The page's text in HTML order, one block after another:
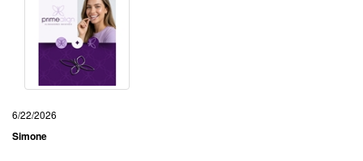
6/22/2026
Simone